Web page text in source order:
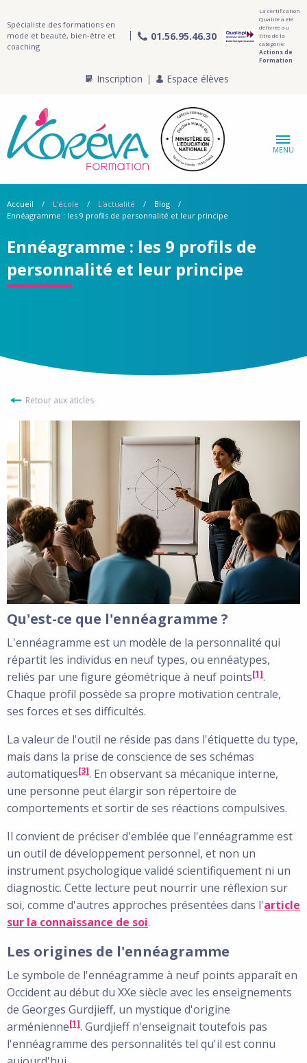
Spécialiste des formations en
mode et beauté, bien-être et
coaching
01.56.95.46.30
La certification
Qualité a été
délivrée au
titre de la
catégorie:
Actions de
Formation
Inscription Espace élèves
MENU
Accueil L'école L'actualité
Blog
Ennéagramme : les 9 profils de personnalité et leur principe
Ennéagramme : les 9 profils de
personnalité et leur principe
Retour aux aticles
Qu'est-ce que l'ennéagramme ?
L'ennéagramme est un modèle de la personnalité qui
répartit les individus en neuf types, ou ennéatypes,
reliés par une figure géométrique à neuf points[1].
Chaque profil possède sa propre motivation centrale,
ses forces et ses difficultés.
La valeur de l'outil ne réside pas dans l'étiquette du type,
mais dans la prise de conscience de ses schémas
automatiques[3]. En observant sa mécanique interne,
une personne peut élargir son répertoire de
comportements et sortir de ses réactions compulsives.
Il convient de préciser d'emblée que l'ennéagramme est
un outil de développement personnel, et non un
instrument psychologique validé scientifiquement ni un
diagnostic. Cette lecture peut nourrir une réflexion sur
soi, comme d'autres approches présentées dans l'article
sur la connaissance de soi.
Les origines de l'ennéagramme
Le symbole de l'ennéagramme à neuf points apparaît en
Occident au début du XXe siècle avec les enseignements
de Georges Gurdjieff, un mystique d'origine
arménienne[1]. Gurdjieff n'enseignait toutefois pas
l'ennéagramme des personnalités tel qu'il est connu